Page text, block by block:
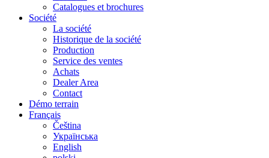
Catalogues et brochures
Société
La société
Historique de la société
Production
Service des ventes
Achats
Dealer Area
Contact
Démo terrain
Français
Čeština
Українська
English